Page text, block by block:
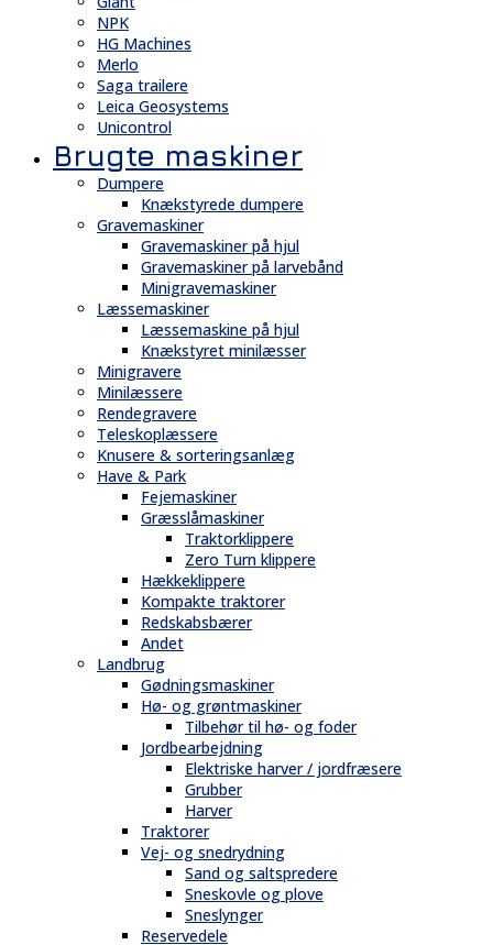
NPK
HG Machines
Merlo
Saga trailere
Leica Geosystems
Unicontrol
Brugte maskiner
Dumpere
Knækstyrede dumpere
Gravemaskiner
Gravemaskiner på hjul
Gravemaskiner på larvebånd
Minigravemaskiner
Læssemaskiner
Læssemaskine på hjul
Knækstyret minilæsser
Minigravere
Minilæssere
Rendegravere
Teleskoplæssere
Knusere & sorteringsanlæg
Have & Park
Fejemaskiner
Græsslåmaskiner
Traktorklippere
Zero Turn klippere
Hækkeklippere
Kompakte traktorer
Redskabsbærer
Andet
Landbrug
Gødningsmaskiner
Hø- og grøntmaskiner
Tilbehør til hø- og foder
Jordbearbejdning
Elektriske harver / jordfræsere
Grubber
Harver
Traktorer
Vej- og snedrydning
Sand og saltspredere
Sneskovle og plove
Sneslynger
Reservedele